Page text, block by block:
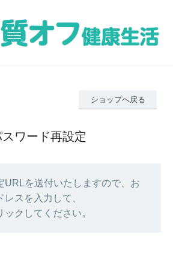
ショップへ戻る
ワード再設定
URLを送付いたしますので、お
スを入力して、
クしてください。